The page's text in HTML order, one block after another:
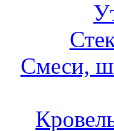
Смеси,